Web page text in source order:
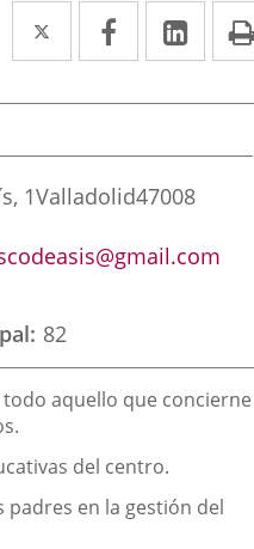
Twitter
Enlace
a
una
externa.
Facebook
Enlace
a
una
externa.
a
una
1Valladolid47008
82
aquello que
del centro.
en la gestión del